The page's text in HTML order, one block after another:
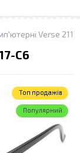
Verse
C6
Toп продажів
Популярний